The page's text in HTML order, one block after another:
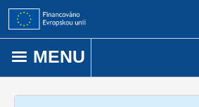
Přejít k obsahu
MENU